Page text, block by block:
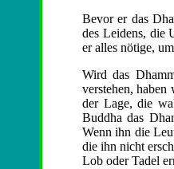
Bevor er das
des Leidens, die
er alles nötige,
Wird das
verstehen,
der Lage, die
Buddha das
Wenn ihn die
die ihn nicht
Lob oder Tadel